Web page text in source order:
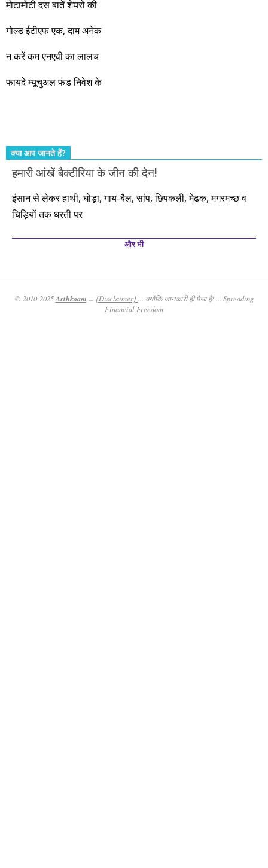
जबरदस्त प्रगति के साल होने जा रहे हैं। इस दौरान एक साल में दोगुना ही
आएंगे। दूसरे आपको बस उल्लू बनाएंगे। केवल हम ही हैं जो पूरी ईमानदारी
और सत्यनिष्ठा से आपके लिए निवेश के हर रविवार को शानदार मौके लेकर
कर्महीन नर पावत नाहीं। आपके हिस्से का कुछ कर्म हम कर दे रहे हैं। बाकी
मोटामोटी दस बातें शेयरों की
गोल्ड ईटीएफ एक, दाम अनेक
न करें कम एनएवी का लालच
फायदे म्यूचुअल फंड निवेश के
क्या आप जानते हैं?
हमारी आंखें बैक्टीरिया के जीन की देन!
इंसान से लेकर हाथी, घोड़ा, गाय-बैल, सांप, छिपकली, मेढक, मगरमच्छ व
चिड़ियों तक धरती पर
और भी
© 2010-2025Arthkaam ... {Disclaimer}
... क्योंकि जानकारी ही पैसा है! ... Spreading
Financial Freedom